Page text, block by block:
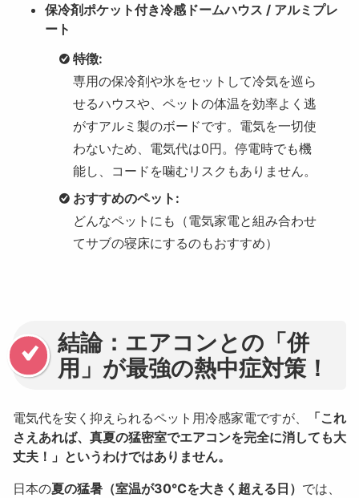
保冷剤ポケット付き冷感ドームハウス / アルミプレ
ート
特徴:
専用の保冷剤や氷をセットして冷気を巡ら
せるハウスや、ペットの体温を効率よく逃
がすアルミ製のボードです。電気を一切使
わないため、電気代は0円。停電時でも機
能し、コードを噛むリスクもありません。
おすすめのペット:
どんなペットにも（電気家電と組み合わせ
てサブの寝床にするのもおすすめ）
結論：エアコンとの「併
用」が最強の熱中症対策！
電気代を安く抑えられるペット用冷感家電ですが、
「これ
さえあれば、真夏の猛密室でエアコンを完全に消しても大
丈夫！」というわけではありません。
日本の夏の猛暑（室温が30℃を大きく超える日） では、